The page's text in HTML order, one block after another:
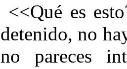
<<Qué es
detenido, no
no pareces